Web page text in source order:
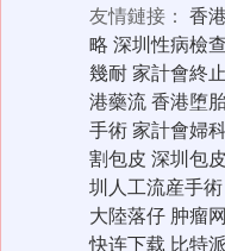
友情鏈接： 香
略 深圳性病檢
幾耐家計會終
港藥流香港堕
手術家計會婦
割包皮 深圳包
圳人工流産手術
大陸落仔 肿瘤网
快连下载 比特